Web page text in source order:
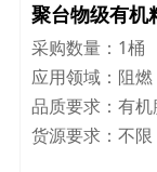
聚台物级有机
采购数量： 1桶
应用领域： 阻燃
品质要求： 有
货源要求： 不限